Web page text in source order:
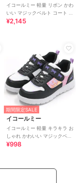
イコールミー 軽量 リボン かわ
いい マジックベルト コート ス
ニーカー ME-3914
¥2,145
期間限定SALE
イコールミー
イコールミー 軽量 キラキラ お
しゃれ かわいい マジックベル
ト スニーカー ME-2592
¥998